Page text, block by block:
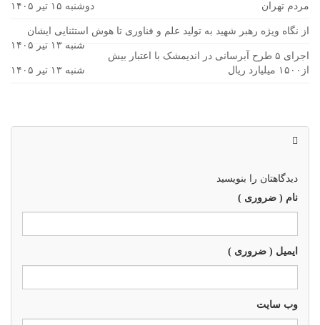
مردم تهران
دوشنبه ۱۵ تیر ۱۴۰۵
از نگاه ویژه رهبر شهید به تولید علم و فناوری تا هوش استثنایی ایشان
شنبه ۱۳ تیر ۱۴۰۵
اجرای ۵ طرح آبرسانی در اندیمشک با اعتبار بیش
از۱۵۰۰ میلیارد ریال
شنبه ۱۳ تیر ۱۴۰۵
دیدگاهتان را بنویسید
نام ( ضروری )
ایمیل ( ضروری )
وب سايت